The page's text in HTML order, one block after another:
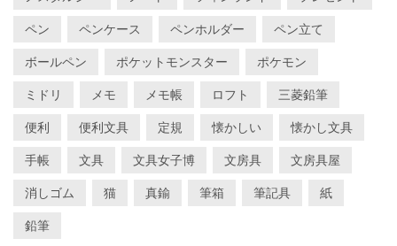
ペン ペンケース ペンホルダー ペン立て
ボールペン ポケットモンスター ポケモン
ミドリ メモ メモ帳 ロフト 三菱鉛筆
便利 便利文具 定規 懐かしい 懐かし文具
手帳 文具 文具女子博 文房具 文房具屋
消しゴム 猫 真鍮 筆箱 筆記具 紙
鉛筆